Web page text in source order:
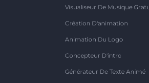
Visualiseur De Musique
Création D'animation
Animation Du Logo
Concepteur D'intro
Générateur De Texte Animé